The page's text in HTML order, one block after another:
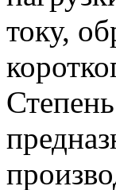
току,